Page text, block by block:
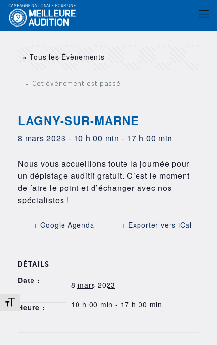
Changer la taille de la police
« Tous les Évènements
Cet évènement est passé
LAGNY-SUR-MARNE
8 mars 2023 - 10 h 00 min - 17 h 00 min
Nous vous accueillons toute la journée pour
un dépistage auditif gratuit. C’est le moment
de faire le point et d’échanger avec nos
spécialistes !
+ Google Agenda + Exporter vers iCal
DÉTAILS
Date : 8 mars 2023
Heure : 10 h 00 min - 17 h 00 min